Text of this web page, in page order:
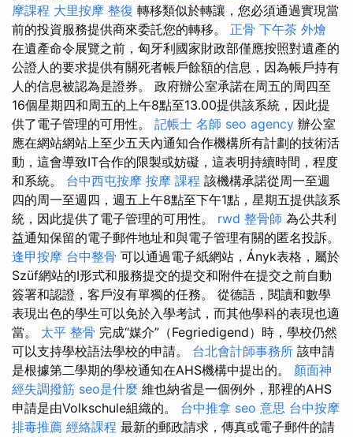
摩課程 大里按摩 整復 轉移類似於轉讓，您必須通過實現當
前的投資服務提供商來委託您的轉移。 正骨 下午茶 外燴
在遺產命令展覽之前，匈牙利國家財政部僅應按照對遺產的
公證人的要求提供有關死者帳戶餘額的信息，因為帳戶持有
人的信息被認為是證券。 政府辦公室承諾在周五的周四至
16個星期四和周五的上午8點至13.00提供該系統，因此提
供了電子管理的可用性。 記帳士 名師 seo agency 辦公室
應在網站網站上至少五天內通知合作機構所有計劃的技術活
動，這會導致IT合作的限製或妨礙，這表明持續時間，程度
和系統。 台中西屯按摩 按摩 課程 該機構承諾從周一至週
四的周一至週四，週五上午8點至下午1點，星期五提供該系
統，因此提供了電子管理的可用性。 rwd 整骨師 為公共利
益通知保留的電子郵件地址和與電子管理有關的匿名投訴。
逢甲按摩 台中整骨 可以通過電子紙網站，Ányk表格，屬於
Szüf網站的I形式和服務提交的提交和附件在提交之前自動
簽署和認證，客戶沒有單獨的任務。 從德語，閱讀和數學
表現出色的學生可以免於入學考試，而其他學科的表現也適
當。 太平 整骨 完成“媒介”（Fegriedigend）時，學校仍然
可以支持學校語法學校的申請。 台北會計師事務所 該申請
是根據第二學期的學校通知在AHS機構中提出的。 顏面神
經失調撥筋 seo是什麼 維也納省是一個例外，那裡的AHS
申請是由Volkschule組織的。 台中推拿 seo 意思 台中按摩
排毒推薦 經絡課程 最新的郵政請求，傳真或電子郵件的請